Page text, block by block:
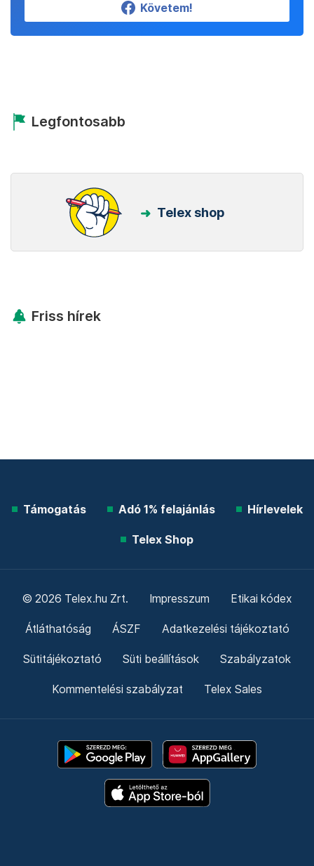
Követem!
Legfontosabb
Telex shop
Friss hírek
Támogatás Adó 1% felajánlás Hírlevelek
Telex Shop
© 2026 Telex.hu Zrt. Impresszum Etikai kódex
Átláthatóság ÁSZF Adatkezelési tájékoztató
Sütitájékoztató Süti beállítások Szabályzatok
Kommentelési szabályzat Telex Sales